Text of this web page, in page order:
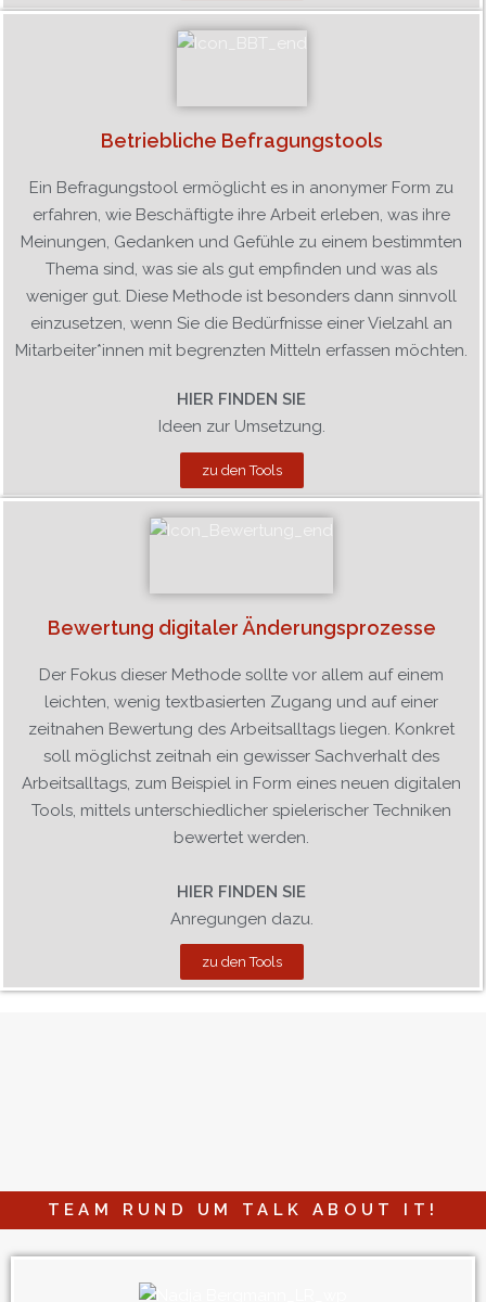
Betriebliche Befragungstools
Ein Befragungstool ermöglicht es in anonymer Form zu
erfahren, wie Beschäftigte ihre Arbeit erleben, was ihre
Meinungen, Gedanken und Gefühle zu einem bestimmten
Thema sind, was sie als gut empfinden und was als
weniger gut. Diese Methode ist besonders dann sinnvoll
einzusetzen, wenn Sie die Bedürfnisse einer Vielzahl an
Mitarbeiter*innen mit begrenzten Mitteln erfassen möchten.
HIER FINDEN SIE
Ideen zur Umsetzung.
zu den Tools
Bewertung digitaler Änderungsprozesse
Der Fokus dieser Methode sollte vor allem auf einem
leichten, wenig textbasierten Zugang und auf einer
zeitnahen Bewertung des Arbeitsalltags liegen. Konkret
soll möglichst zeitnah ein gewisser Sachverhalt des
Arbeitsalltags, zum Beispiel in Form eines neuen digitalen
Tools, mittels unterschiedlicher spielerischer Techniken
bewertet werden.
HIER FINDEN SIE
Anregungen dazu.
zu den Tools
TEAM RUND UM TALK ABOUT IT!